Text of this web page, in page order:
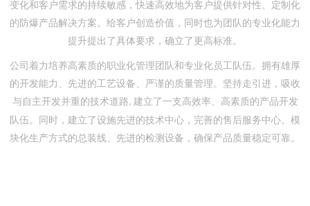
变化和客户需求的持续敏感，快速高效地为客户提供针对性、定制化
的防爆产品解决方案。给客户创造价值，同时也为团队的专业化能力
提升提出了具体要求，确立了更高标准。
公司着力培养高素质的职业化管理团队和专业化员工队伍。拥有雄厚
的开发能力、先进的工艺设备、严谨的质量管理。坚持走引进，吸收
与自主开发并重的技术道路, 建立了一支高效率、高素质的产品开发
队伍。同时，建立了设施先进的技术中心，完善的售后服务中心。模
块化生产方式的总装线、先进的检测设备，确保产品质量稳定可靠。